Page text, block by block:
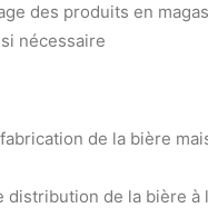
des produits en
nécessaire
de la bière
de la bière à